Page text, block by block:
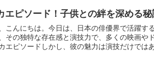
エピソード！子供との絆を深める秘
こんにちは。今日は、日本の俳優界で活躍す
その独特な存在感と演技力で、多くの映画や
エピソードしかし、彼の魅力は演技だけではあ